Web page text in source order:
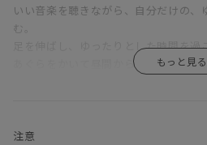
いい音楽を聴きながら、自分だけの、
む。
足を伸ばし、ゆったりとした時間を過
あぐらをかいて昼間からお酒を呑むも
注意